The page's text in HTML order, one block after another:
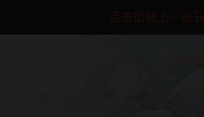
点击加载上一章节